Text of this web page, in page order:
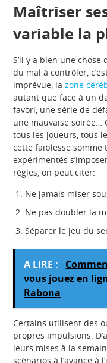
Maîtriser
variable la
S’il y a bien une
du mal à contrôler,
imprévue, lazone
autant que face à un
favori, une série de
une mauvaise soirée…
tous les joueurs, tous
cette faiblesse
expérimentés
règles, on peut citer:
Ne jamais miser
Ne pas doubler la
Séparer le jeu du
A LIRE :
vous jouez en
Rabona
Certains utilisent des
propres impulsions.
leurs mises à la
scénarios à l’avance à